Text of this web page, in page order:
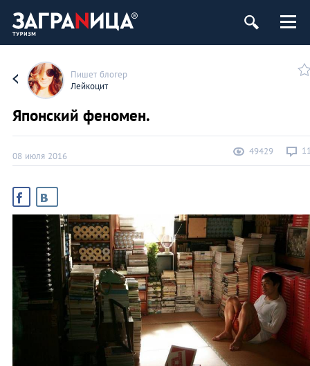
Пишет блогер
Лейкоцит
Японский феномен.
08 июля 2016 49429